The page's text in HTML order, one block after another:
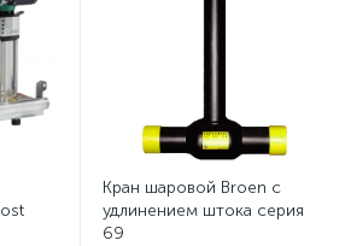
Кран шаровой Broen с
удлинением штока серия
69